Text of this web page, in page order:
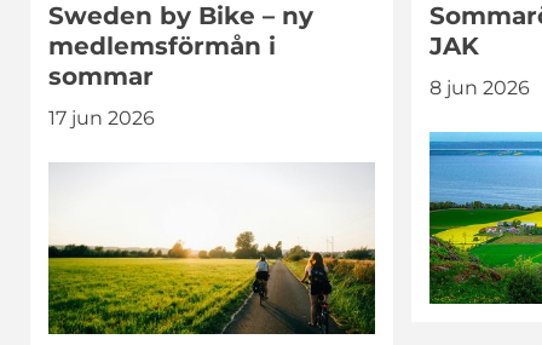
Sweden by Bike – ny
medlemsförmån i
sommar
17 jun 2026
JAK
8 jun 2026